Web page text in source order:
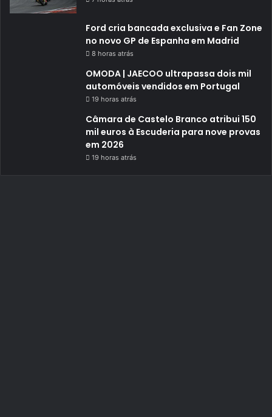
Ford cria bancada exclusiva e Fan Zone
no novo GP de Espanha em Madrid
8 horas atrás
OMODA | JAECOO ultrapassa dois mil
automóveis vendidos em Portugal
19 horas atrás
Câmara de Castelo Branco atribui 150
mil euros à Escuderia para nove provas
em 2026
19 horas atrás